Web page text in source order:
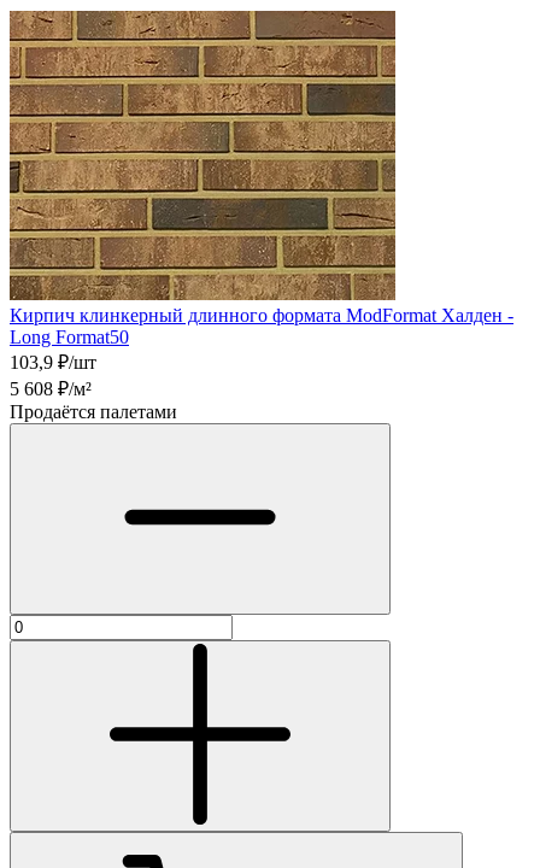
Кирпич клинкерный длинного формата ModFormat Халден -
Long Format50
103,9 ₽/шт
5 608 ₽/м²
Продаётся палетами